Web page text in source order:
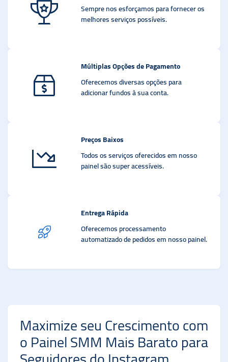
Sempre nos esforçamos para fornecer os
melhores serviços possíveis.
Múltiplas Opções de Pagamento
Oferecemos diversas opções para
adicionar fundos à sua conta.
Preços Baixos
Todos os serviços oferecidos em nosso
painel são super acessíveis.
Entrega Rápida
Oferecemos processamento
automatizado de pedidos em nosso painel.
Maximize seu Crescimento com
o Painel SMM Mais Barato para